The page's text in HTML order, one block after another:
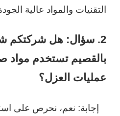
التقنيات والمواد عالية
2. سؤال: هل شركتكم
بالقصيم تستخدم مواد
عمليات العزل؟
إجابة: نعم، نحرص على